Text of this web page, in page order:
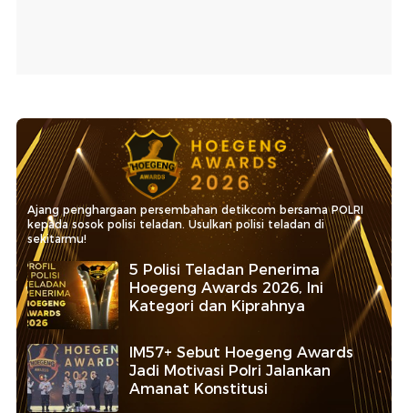
Ajang penghargaan persembahan detikcom bersama POLRI
kepada sosok polisi teladan. Usulkan polisi teladan di
sekitarmu!
5 Polisi Teladan Penerima
Hoegeng Awards 2026, Ini
Kategori dan Kiprahnya
IM57+ Sebut Hoegeng Awards
Jadi Motivasi Polri Jalankan
Amanat Konstitusi